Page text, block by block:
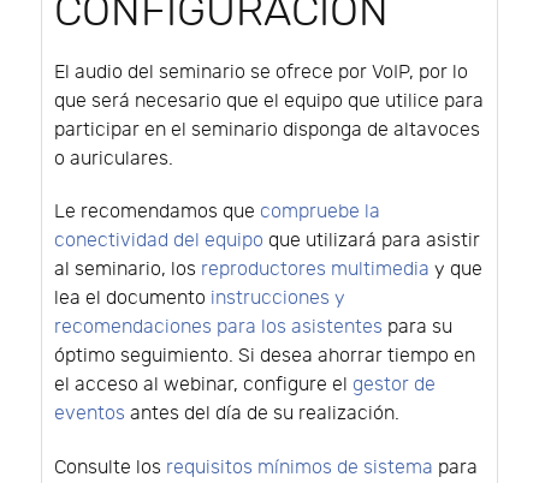
CONFIGURACIÓN
El audio del seminario se ofrece por VoIP, por lo
que será necesario que el equipo que utilice para
participar en el seminario disponga de altavoces
o auriculares.
Le recomendamos que compruebe la
conectividad del equipo que utilizará para asistir
al seminario, los reproductores multimedia y que
lea el documento instrucciones y
recomendaciones para los asistentes para su
óptimo seguimiento. Si desea ahorrar tiempo en
el acceso al webinar, configure el gestor de
eventos antes del día de su realización.
Consulte los requisitos mínimos de sistema para